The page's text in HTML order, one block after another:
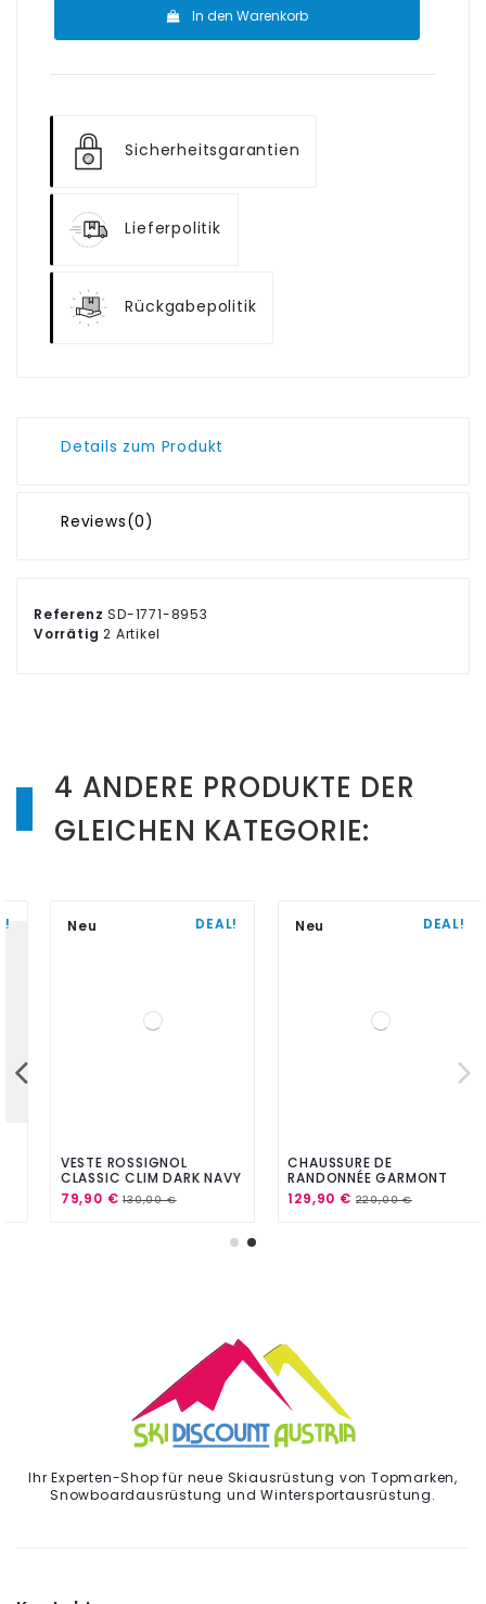
In den Warenkorb
Sicherheitsgarantien
Lieferpolitik
Rückgabepolitik
Details zum Produkt
Reviews(0)
Referenz SD-1771-8953
Vorrätig 2 Artikel
4 ANDERE PRODUKTE DER
GLEICHEN KATEGORIE:
DEAL!
Neu
VESTE ROSSIGNOL
CLASSIC CLIM DARK NAVY
79,90 €130,00 €
DEAL!
Neu
CHAUSSURE DE
RANDONNÉE GARMONT
ASCENT W GTX FEMME
LIGHT GREY
129,90 €220,00 €
Ihr Experten-Shop für neue Skiausrüstung von Topmarken,
Snowboardausrüstung und Wintersportausrüstung.